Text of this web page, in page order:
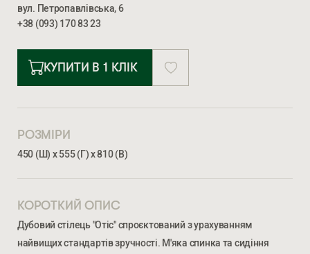
вул. Петропавлівська, 6
+38 (093) 170 83 23
КУПИТИ В 1 КЛІК
РОЗМІРИ
450 (Ш) х 555 (Г) х 810 (В)
КОРОТКИЙ ОПИС
Дубовий стілець "Отіс" спроєктований з урахуванням
найвищих стандартів зручності. М'яка спинка та сидіння